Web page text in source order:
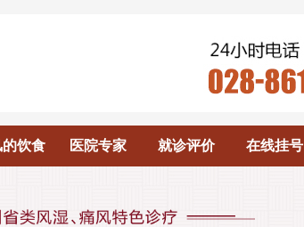
饮食 医院专家 就诊评价 在线挂号